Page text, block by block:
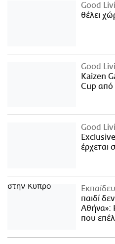
Good
θέλει
Good
Kaizen
Cup από
Good
έρχεται
παιδί
Αθήνα»:
που